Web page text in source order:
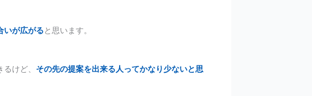
いが広がる と思います。
けど、 その先の提案を出来る人ってかなり少ないと思